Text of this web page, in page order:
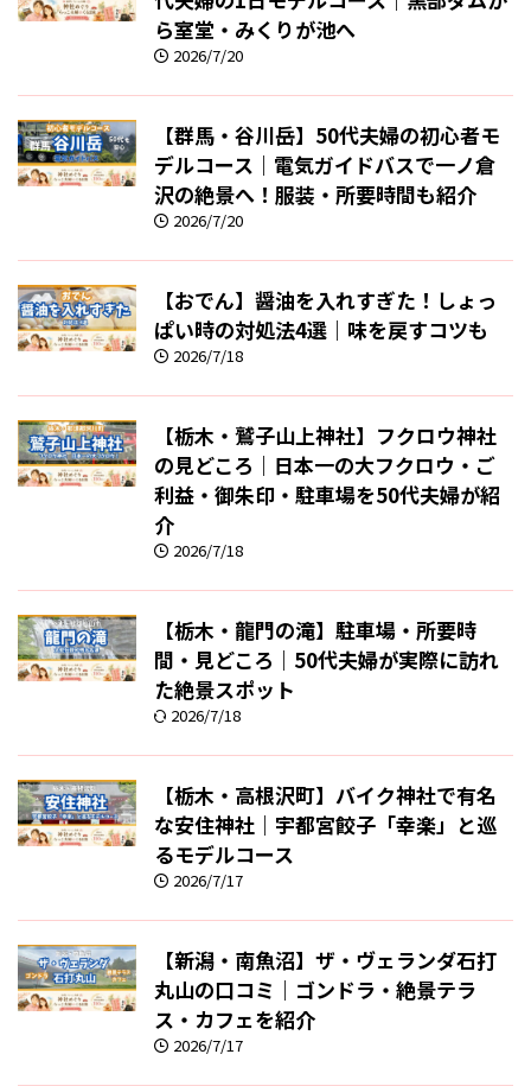
ら室堂・みくりが池へ
2026/7/20
【群馬・谷川岳】50代夫婦の初心者モ
デルコース｜電気ガイドバスで一ノ倉
沢の絶景へ！服装・所要時間も紹介
2026/7/20
【おでん】醤油を入れすぎた！しょっ
ぱい時の対処法4選｜味を戻すコツも
2026/7/18
【栃木・鷲子山上神社】フクロウ神社
の見どころ｜日本一の大フクロウ・ご
利益・御朱印・駐車場を50代夫婦が紹
介
2026/7/18
【栃木・龍門の滝】駐車場・所要時
間・見どころ｜50代夫婦が実際に訪れ
た絶景スポット
2026/7/18
【栃木・高根沢町】バイク神社で有名
な安住神社｜宇都宮餃子「幸楽」と巡
るモデルコース
2026/7/17
【新潟・南魚沼】ザ・ヴェランダ石打
丸山の口コミ｜ゴンドラ・絶景テラ
ス・カフェを紹介
2026/7/17